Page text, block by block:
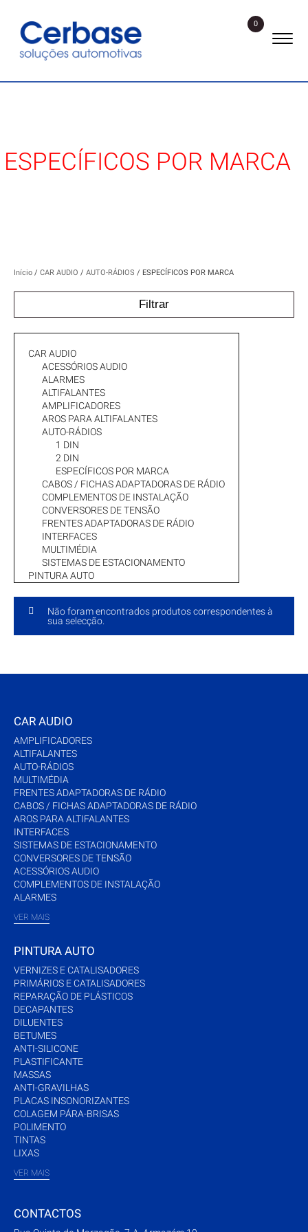
0
ESPECÍFICOS POR MARCA
Início / CAR AUDIO / AUTO-RÁDIOS / ESPECÍFICOS POR MARCA
Filtrar
Não foram encontrados produtos correspondentes à
sua selecção.
CAR AUDIO
ACESSÓRIOS AUDIO
ALARMES
ALTIFALANTES
AMPLIFICADORES
AROS PARA ALTIFALANTES
AUTO-RÁDIOS
1 DIN
2 DIN
ESPECÍFICOS POR MARCA
CABOS / FICHAS ADAPTADORAS DE RÁDIO
COMPLEMENTOS DE INSTALAÇÃO
CONVERSORES DE TENSÃO
FRENTES ADAPTADORAS DE RÁDIO
INTERFACES
MULTIMÉDIA
SISTEMAS DE ESTACIONAMENTO
PINTURA AUTO
CAR AUDIO
AMPLIFICADORES
ALTIFALANTES
AUTO-RÁDIOS
MULTIMÉDIA
FRENTES ADAPTADORAS DE RÁDIO
CABOS / FICHAS ADAPTADORAS DE RÁDIO
AROS PARA ALTIFALANTES
INTERFACES
SISTEMAS DE ESTACIONAMENTO
CONVERSORES DE TENSÃO
ACESSÓRIOS AUDIO
COMPLEMENTOS DE INSTALAÇÃO
ALARMES
VER MAIS
PINTURA AUTO
VERNIZES E CATALISADORES
PRIMÁRIOS E CATALISADORES
REPARAÇÃO DE PLÁSTICOS
DECAPANTES
DILUENTES
BETUMES
ANTI-SILICONE
PLASTIFICANTE
MASSAS
ANTI-GRAVILHAS
PLACAS INSONORIZANTES
COLAGEM PÁRA-BRISAS
POLIMENTO
TINTAS
LIXAS
VER MAIS
CONTACTOS